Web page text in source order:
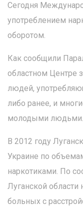
Сегодня
употреблением
оборотом.
Как сообщили
областном Центре
людей,
либо ранее, и
молодыми людьми.
В 2012 году
Украине по
наркотиками. По
Луганской области
больных с